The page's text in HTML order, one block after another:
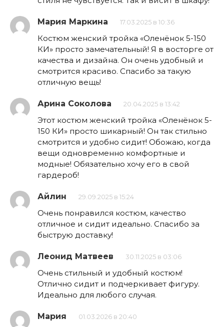
Мария Маркина 17.03.2025 в 10:36
Костюм женский тройка «Оленёнок 5-150
КИ» просто замечательный! Я в восторге от
качества и дизайна. Он очень удобный и
смотрится красиво. Спасибо за такую
отличную вещь!
Арина Соколова 20.04.2025 в 13:42
Этот костюм женский тройка «Оленёнок 5-
150 КИ» просто шикарный! Он так стильно
смотрится и удобно сидит! Обожаю, когда
вещи одновременно комфортные и
модные! Обязательно хочу его в свой
гардероб!
Айлин 29.09.2025 в 15:24
Очень понравился костюм, качество
отличное и сидит идеально. Спасибо за
быструю доставку!
Леонид Матвеев 30.11.2025 в 03:06
Очень стильный и удобный костюм!
Отлично сидит и подчеркивает фигуру.
Идеально для любого случая.
Мария 01.03.2026 в 20:40